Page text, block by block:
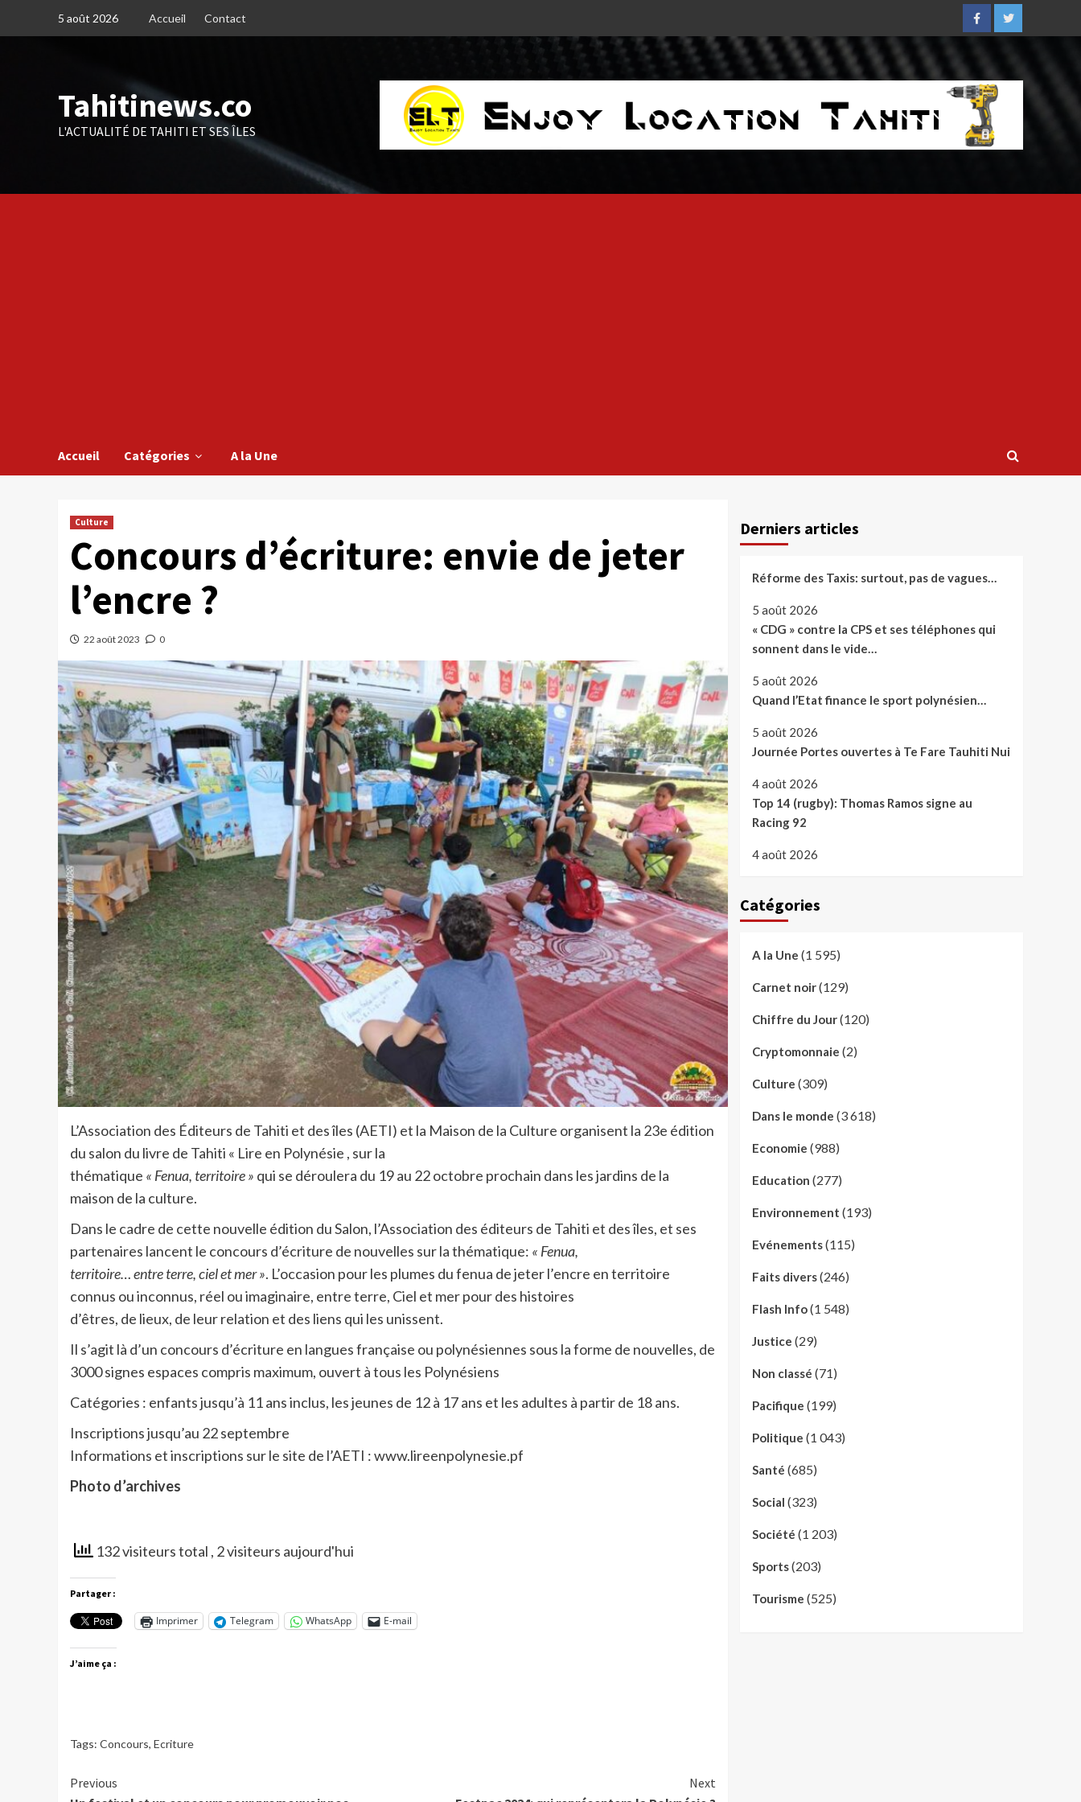
5 août 2026 Accueil Contact
FacebookTwitter
Tahitinews.co
L'ACTUALITÉ DE TAHITI ET SES ÎLES
Accueil Catégories A la Une
Culture
Concours d’écriture: envie de jeter
l’encre ?
22 août 2023 0
L’Association des Éditeurs de Tahiti et des îles (AETI) et la Maison de la Culture organisent la 23e édition
du salon du livre de Tahiti « Lire en Polynésie , sur la
thématique « Fenua, territoire » qui se déroulera du 19 au 22 octobre prochain dans les jardins de la
maison de la culture.
Dans le cadre de cette nouvelle édition du Salon, l’Association des éditeurs de Tahiti et des îles, et ses
partenaires lancent le concours d’écriture de nouvelles sur la thématique: « Fenua,
territoire… entre terre, ciel et mer ». L’occasion pour les plumes du fenua de jeter l’encre en territoire
connus ou inconnus, réel ou imaginaire, entre terre, Ciel et mer pour des histoires
d’êtres, de lieux, de leur relation et des liens qui les unissent.
Il s’agit là d’un concours d’écriture en langues française ou polynésiennes sous la forme de nouvelles, de
3000 signes espaces compris maximum, ouvert à tous les Polynésiens
Catégories : enfants jusqu’à 11 ans inclus, les jeunes de 12 à 17 ans et les adultes à partir de 18 ans.
Inscriptions jusqu’au 22 septembre
Informations et inscriptions sur le site de l’AETI : www.lireenpolynesie.pf
Photo d’archives
132 visiteurs total , 2 visiteurs aujourd'hui
Partager :
Imprimer Telegram WhatsApp E-mail
J’aime ça :
Tags: Concours, Ecriture
Continue
Previous
Next
Derniers articles
Réforme des Taxis: surtout, pas de vagues…
5 août 2026
« CDG » contre la CPS et ses téléphones qui
sonnent dans le vide…
5 août 2026
Quand l’Etat finance le sport polynésien…
5 août 2026
Journée Portes ouvertes à Te Fare Tauhiti Nui
4 août 2026
Top 14 (rugby): Thomas Ramos signe au
Racing 92
4 août 2026
Catégories
A la Une (1 595)
Carnet noir(129)
Chiffre du Jour(120)
Cryptomonnaie (2)
Culture (309)
Dans le monde (3 618)
Economie (988)
Education (277)
Environnement (193)
Evénements(115)
Faits divers(246)
Flash Info(1 548)
Justice (29)
Non classé (71)
Pacifique (199)
Politique (1 043)
Santé (685)
Social (323)
Société (1 203)
Sports(203)
Tourisme (525)